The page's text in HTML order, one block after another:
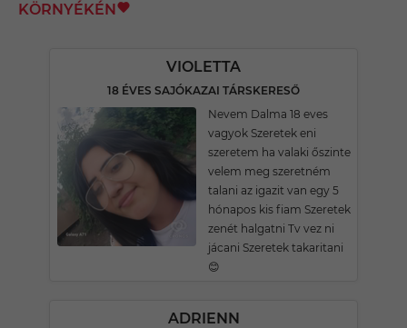
KÖRNYÉKÉN
VIOLETTA
18 ÉVES SAJÓKAZAI TÁRSKERESŐ
Nevem Dalma 18 eves
vagyok Szeretek eni
szeretem ha valaki őszinte
velem meg szeretném
talani az igazit van egy 5
hónapos kis fiam Szeretek
zenét halgatni Tv vez ni
jácani Szeretek takaritani
😊
ADRIENN